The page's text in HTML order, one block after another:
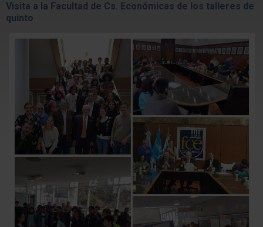
Visita a la Facultad de Cs. Económicas de los talleres de
quinto